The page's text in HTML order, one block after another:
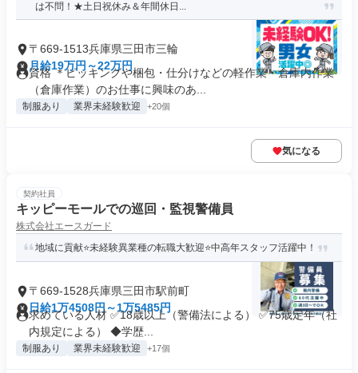
は不問！★土日祝休み＆年間休日...
〒669-1513兵庫県三田市三輪
月給19万円～22万円
資格 ＊ピッキングや梱包・仕分けなどの軽作業・倉庫内作業
（倉庫作業）のお仕事に興味のあ...
制服あり 業界未経験歓迎 +20個
気になる
契約社員
キッピーモールでの巡回・監視警備員
株式会社エースガード
地域に貢献⭐未経験異業種の転職大歓迎⭐中高年スタッフ活躍中！
〒669-1528兵庫県三田市駅前町
日給1万4508円～1万5485円
求めている人材 ✅18歳以上（警備法による） ✅75歳定年（社
内規定による） ◆学歴...
制服あり 業界未経験歓迎 +17個